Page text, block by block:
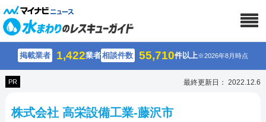
掲載業者 1,422業者相談件数 55,710件以上※2026年8月時点
PR 最終更新日： 2022.12.6
株式会社 高栄設備工業-藤沢市